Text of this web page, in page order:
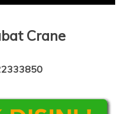
Crane